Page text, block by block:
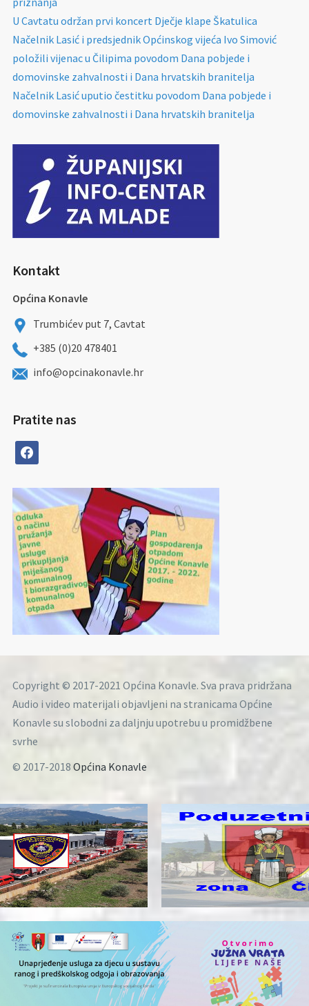
U Cavtatu održan prvi koncert Dječje klape Škatulica
Načelnik Lasić i predsjednik Općinskog vijeća Ivo Simović
položili vijenac u Čilipima povodom Dana pobjede i
domovinske zahvalnosti i Dana hrvatskih branitelja
Načelnik Lasić uputio čestitku povodom Dana pobjede i
domovinske zahvalnosti i Dana hrvatskih branitelja
Kontakt
Općina Konavle
Trumbićev put 7, Cavtat
+385 (0)20 478401
info@opcinakonavle.hr
Pratite nas
facebook
Copyright © 2017-2021 Općina Konavle. Sva prava pridržana
Audio i video materijali objavljeni na stranicama Općine
Konavle su slobodni za daljnju upotrebu u promidžbene
svrhe
© 2017-2018 Općina Konavle